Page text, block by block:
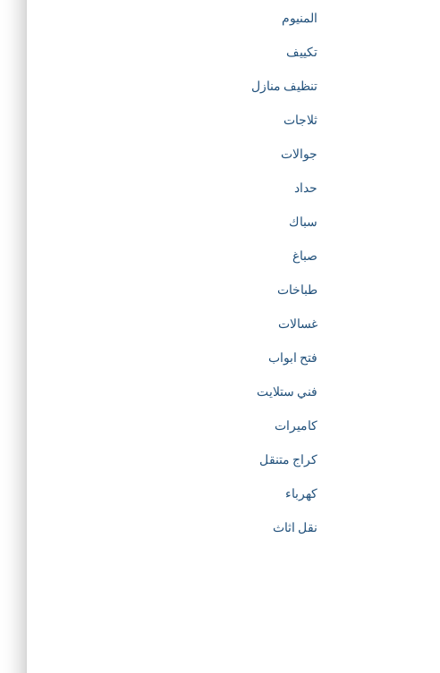
المنيوم
تكييف
تنظيف منازل
ثلاجات
جوالات
حداد
سباك
صباغ
طباخات
غسالات
فتح ابواب
فني ستلايت
كاميرات
كراج متنقل
كهرباء
نقل اثاث